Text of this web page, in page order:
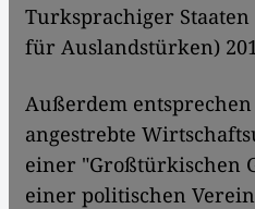
Turksprachiger Staaten
für Auslandstürken)
Außerdem
angestrebte
einer "Großtürkischen
einer politischen